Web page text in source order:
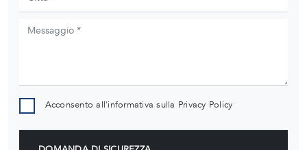
Acconsento all'informativa sulla Privacy Policy